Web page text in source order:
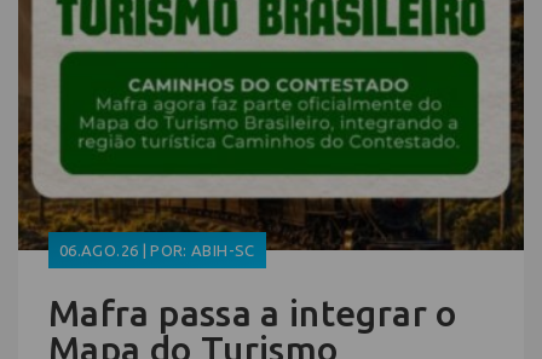
06.AGO.26 | POR: ABIH-SC
Mafra passa a integrar o
Mapa do Turismo